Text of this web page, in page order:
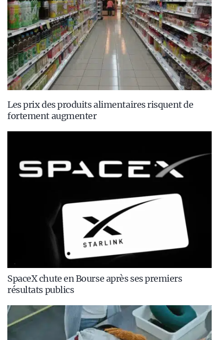
Les prix des produits alimentaires risquent de
fortement augmenter
SpaceX chute en Bourse après ses premiers
résultats publics